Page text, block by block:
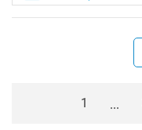
1 ...